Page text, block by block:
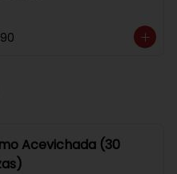
Acevichada (30